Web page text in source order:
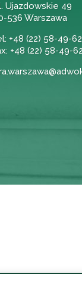
Ujazdowskie 49
536 Warszawa
+48 (22) 58-49-
+48 (22) 58-49-